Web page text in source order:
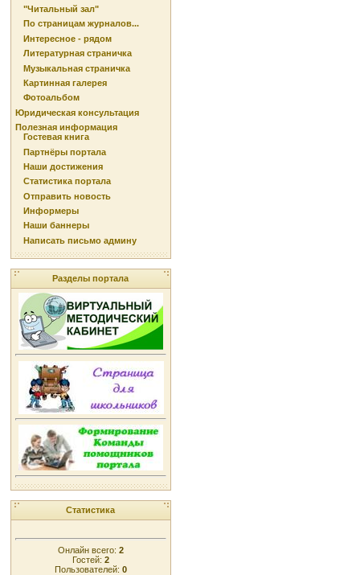
"Читальный зал"
По страницам журналов...
Интересное - рядом
Литературная страничка
Музыкальная страничка
Картинная галерея
Фотоальбом
Юридическая консультация
Полезная информация
Гостевая книга
Партнёры портала
Наши достижения
Статистика портала
Отправить новость
Информеры
Наши баннеры
Написать письмо админу
Разделы портала
Статистика
Онлайн всего: 2
Гостей: 2
Пользователей: 0